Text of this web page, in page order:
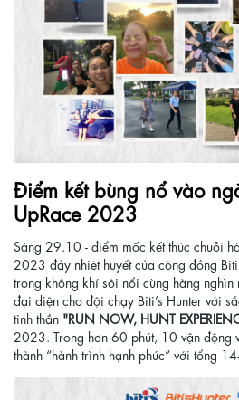
Điểm kết bùng nổ vào
UpRace 2023
Sáng 29.10 - điểm mốc kết thúc chuỗi
2023 đầy nhiệt huyết của cộng đồng
trong không khí sôi nổi cùng hàng
đại diện cho đội chạy Biti’s Hunter với
tinh thần "RUN NOW, HUNT
2023. Trong hơn 60 phút, 10 vận động
thành “hành trình hạnh phúc” với tổng